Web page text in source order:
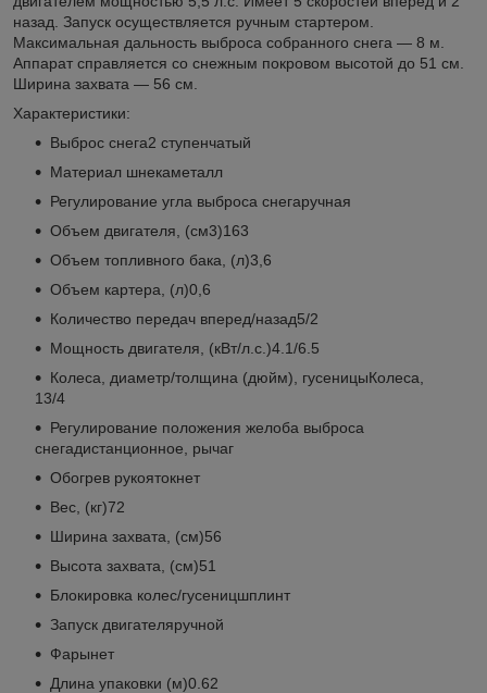
назад. Запуск осуществляется ручным стартером.
Максимальная дальность выброса собранного снега — 8 м.
Аппарат справляется со снежным покровом высотой до 51 см.
Ширина захвата — 56 см.
Характеристики:
Выброс снега2 ступенчатый
Материал шнекаметалл
Регулирование угла выброса снегаручная
Объем двигателя, (см3)163
Объем топливного бака, (л)3,6
Объем картера, (л)0,6
Количество передач вперед/назад5/2
Мощность двигателя, (кВт/л.с.)4.1/6.5
Колеса, диаметр/толщина (дюйм), гусеницыКолеса,
13/4
Регулирование положения желоба выброса
снегадистанционное, рычаг
Обогрев рукоятокнет
Вес, (кг)72
Ширина захвата, (см)56
Высота захвата, (см)51
Блокировка колес/гусеницшплинт
Запуск двигателяручной
Фарынет
Длина упаковки (м)0.62